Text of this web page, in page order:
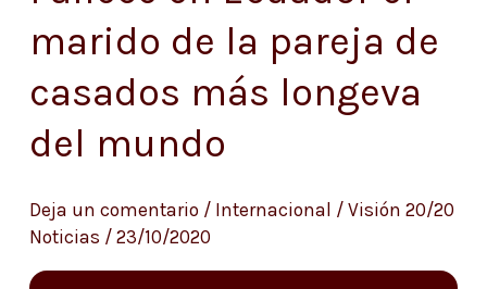
marido de la pareja de
casados más longeva
del mundo
Deja un comentario / Internacional / Visión 20/20
Noticias / 23/10/2020
Ecuador
el
de
pareja